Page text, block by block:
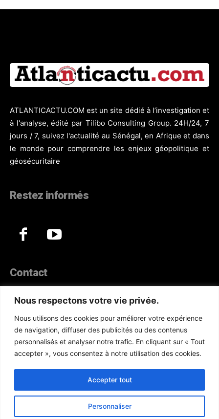
Nous respectons votre vie privée.
Nous utilisons des cookies pour améliorer votre expérience
de navigation, diffuser des publicités ou des contenus
personnalisés et analyser notre trafic. En cliquant sur « Tout
accepter », vous consentez à notre utilisation des cookies.
Personnaliser
Accepter tout
ATLANTICACTU.COM est un site dédié à l’investigation et
à l'analyse, édité par Tilibo Consulting Group. 24H/24, 7
jours / 7, suivez l'actualité au Sénégal, en Afrique et dans
le monde pour comprendre les enjeux géopolitique et
géosécuritaire
Restez informés
Contact
Téléphone :(+221) 70 330 86 87‬
WhatsApp : (+33) 6 52 17 85 46
E-mail : redaction@atlanticactu.com
E-mail : commercial@atlanticactu.com
Nous écrire Qui sommes-nous ?